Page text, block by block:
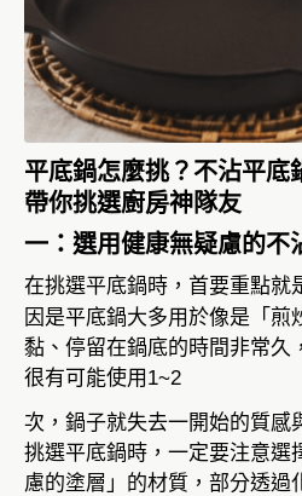
平底鍋怎麼挑？不沾平底
帶你挑選廚房神隊友
一：選用健康無疑慮的不
在挑選平底鍋時，首要重點就
因是平底鍋大多用於像是「煎
黏、停留在鍋底的時間非常久
很有可能使用1~2
次，鍋子就失去一開始的質感
挑選平底鍋時，一定要注意選
慮的塗層」的材質，部分透過